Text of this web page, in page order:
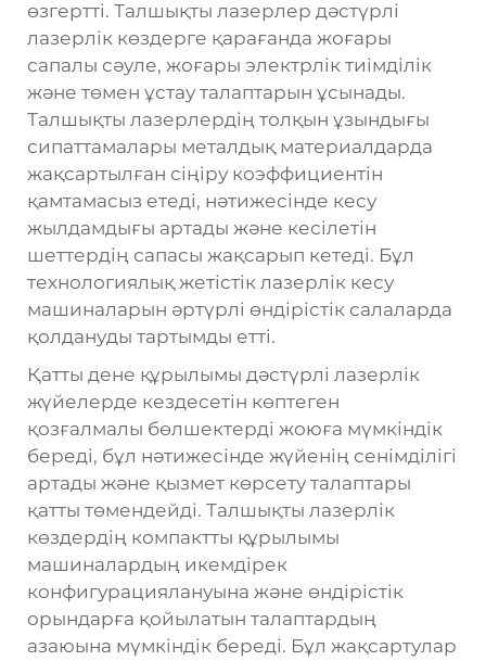
өзгертті. Талшықты лазерлер дәстүрлі
лазерлік көздерге қарағанда жоғары
сапалы сәуле, жоғары электрлік тиімділік
және төмен ұстау талаптарын ұсынады.
Талшықты лазерлердің толқын ұзындығы
сипаттамалары металдық материалдарда
жақсартылған сіңіру коэффициентін
қамтамасыз етеді, нәтижесінде кесу
жылдамдығы артады және кесілетін
шеттердің сапасы жақсарып кетеді. Бұл
технологиялық жетістік лазерлік кесу
машиналарын әртүрлі өндірістік салаларда
қолдануды тартымды етті.
Қатты дене құрылымы дәстүрлі лазерлік
жүйелерде кездесетін көптеген
қозғалмалы бөлшектерді жоюға мүмкіндік
береді, бұл нәтижесінде жүйенің сенімділігі
артады және қызмет көрсету талаптары
қатты төмендейді. Талшықты лазерлік
көздердің компактты құрылымы
машиналардың икемдірек
конфигурациялануына және өндірістік
орындарға қойылатын талаптардың
азаюына мүмкіндік береді. Бұл жақсартулар